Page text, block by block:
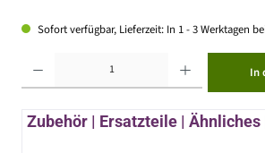
Sofort verfügbar, Lieferzeit: In 1 - 3 Werktagen
In
Zubehör | Ersatzteile |